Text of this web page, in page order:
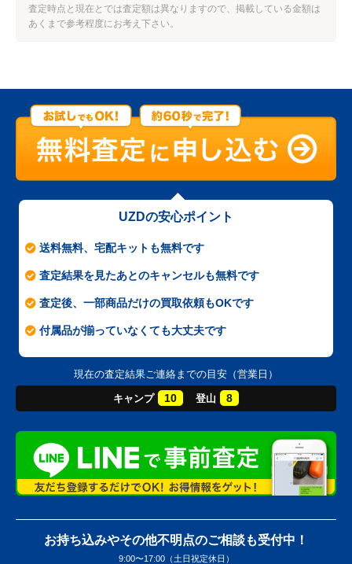
査定時点と現在とでは査定額は異なりますので、掲載している金額は
あくまで参考程度にお考え下さい。
UZDの安心ポイント
送料無料、宅配キットも無料です
査定結果を見たあとのキャンセルも無料です
査定後、一部商品だけの買取依頼もOKです
付属品が揃っていなくても大丈夫です
現在の査定結果ご連絡までの目安（営業日）
キャンプ 10 登山 8
お持ち込みやその他不明点のご相談も受付中！
9:00〜17:00（土日祝定休日）